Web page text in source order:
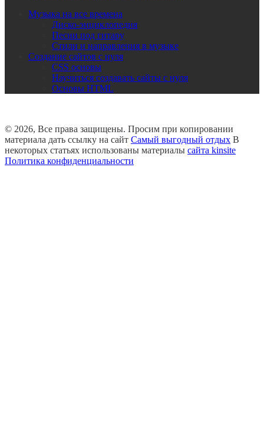
Музыка на все времена
Диско-энциклопедия
Песни под гитару
Стили и направления в музыке
Создание сайтов с нуля
CSS основы
Научиться создавать сайты с нуля
Основы HTML
© 2026, Все права защищены. Просим при копировании
материала дать ссылку на сайт Самый выгодный отдых В
некоторых статьях использованы материалы сайта kinsite
Политика конфиденциальности